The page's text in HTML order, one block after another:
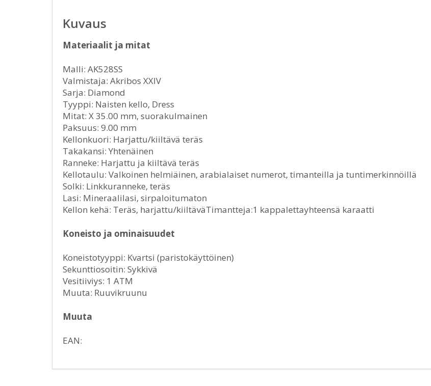
Kuvaus
Materiaalit ja mitat
Malli: AK528SS
Valmistaja: Akribos XXIV
Sarja: Diamond
Tyyppi: Naisten kello, Dress
Mitat: X 35.00 mm, suorakulmainen
Paksuus: 9.00 mm
Kellonkuori: Harjattu/kiiltävä teräs
Takakansi: Yhtenäinen
Ranneke: Harjattu ja kiiltävä teräs
Kellotaulu: Valkoinen helmiäinen, arabialaiset numerot, timanteilla ja tuntimerkinnöillä
Solki: Linkkuranneke, teräs
Lasi: Mineraalilasi, sirpaloitumaton
Kellon kehä: Teräs, harjattu/kiiltäväTimantteja:1 kappalettayhteensä karaatti
Koneisto ja ominaisuudet
Koneistotyyppi: Kvartsi (paristokäyttöinen)
Sekunttiosoitin: Sykkivä
Vesitiiviys: 1 ATM
Muuta: Ruuvikruunu
Muuta
EAN: